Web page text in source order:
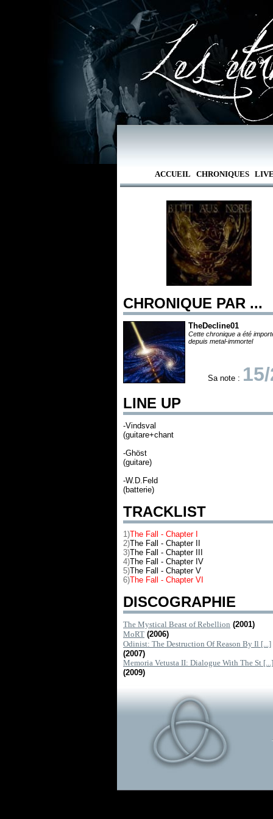
ACCUEIL CHRONIQUES
CHRONIQUE PAR ...
TheDecline01
Cette chronique a été
depuis metal-immortel
Sa note :
LINE UP
-Vindsval
(guitare+chant
-Ghöst
(guitare)
-W.D.Feld
(batterie)
TRACKLIST
1)The Fall - Chapter I
2)The Fall - Chapter II
3)The Fall - Chapter III
4)The Fall - Chapter IV
5)The Fall - Chapter V
6)The Fall - Chapter VI
DISCOGRAPHIE
The Mystical Beast of Rebellion (2001)
MoRT (2006)
Odinist: The Destruction Of Reason By Il [...]
(2007)
Memoria Vetusta II: Dialogue With The St [...]
(2009)